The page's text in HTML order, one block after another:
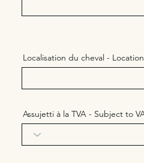
Localisation du cheval -
Assujetti à la TVA - Subject to